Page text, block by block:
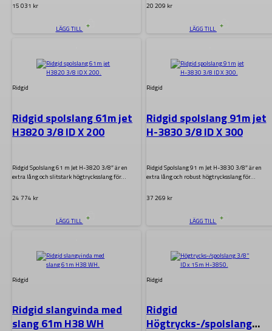
15 031 kr
LÄGG TILL
20 209 kr
LÄGG TILL
Ridgid
Ridgid spolslang 61m jet
H3820 3/8 ID X 200
Ridgid Spolslang 61 m Jet H-3820 3/8″ är en
extra lång och slitstark högtrycksslang för…
24 774 kr
LÄGG TILL
Ridgid
Ridgid spolslang 91m jet
H-3830 3/8 ID X 300
Ridgid Spolslang 91 m Jet H-3830 3/8″ är en
extra lång och robust högtrycksslang för…
37 269 kr
LÄGG TILL
Ridgid
Ridgid slangvinda med
slang 61m H38 WH
Ridgid
Ridgid
Högtrycks-/spolslang